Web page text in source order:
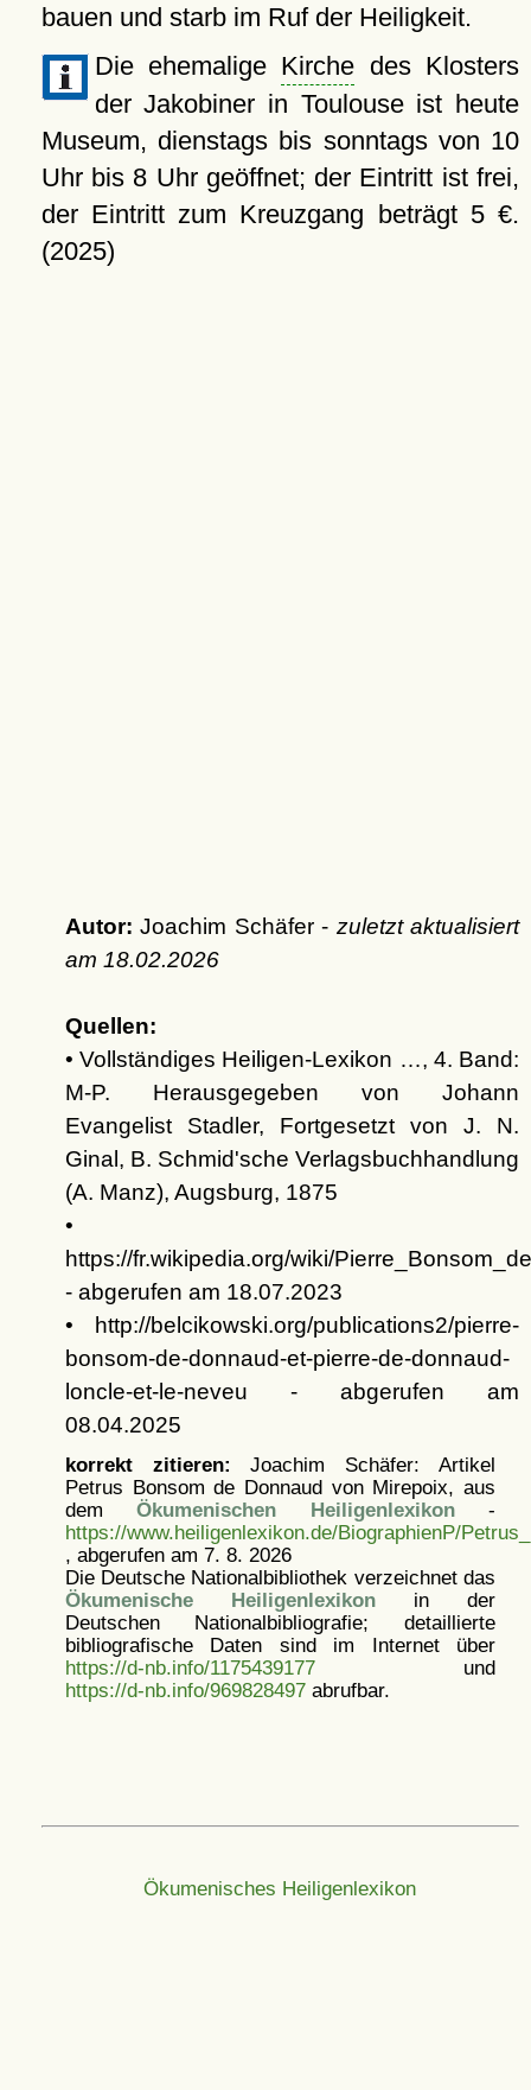
bauen und starb im Ruf der Heiligkeit.
Die ehemalige Kirche des Klosters
der Jakobiner in Toulouse ist heute
Museum, dienstags bis sonntags von 10
Uhr bis 8 Uhr geöffnet; der Eintritt ist frei,
der Eintritt zum Kreuzgang beträgt 5 €.
(2025)
Autor: Joachim Schäfer - zuletzt aktualisiert
am 18.02.2026
Quellen:
• Vollständiges Heiligen-Lexikon …, 4. Band:
M-P. Herausgegeben von Johann
Evangelist Stadler, Fortgesetzt von J. N.
Ginal, B. Schmid'sche Verlagsbuchhandlung
(A. Manz), Augsburg, 1875
•
https://fr.wikipedia.org/wiki/
- abgerufen am 18.07.2023
• http://belcikowski.org/publications2/pierre-
bonsom-de-donnaud-et-pierre-de-donnaud-
loncle-et-le-neveu - abgerufen am
08.04.2025
korrekt zitieren: Joachim Schäfer: Artikel
Petrus Bonsom de Donnaud von Mirepoix, aus
demÖkumenischen Heiligenlexikon-
https://www.heiligenlexikon.de/BiographienP/
, abgerufen am 7. 8. 2026
Die Deutsche Nationalbibliothek verzeichnet das
Ökumenische Heiligenlexikonin der
Deutschen Nationalbibliografie; detaillierte
bibliografische Daten sind im Internet über
https://d-nb.info/1175439177und
https://d-nb.info/969828497abrufbar.
Ökumenisches Heiligenlexikon